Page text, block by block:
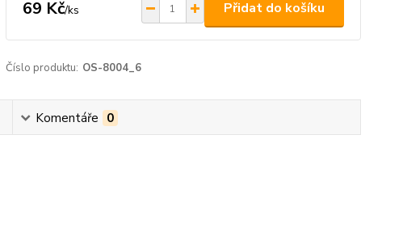
69 Kč/ks Přidat do košíku
Číslo produktu: OS-8004_6
Komentáře 0